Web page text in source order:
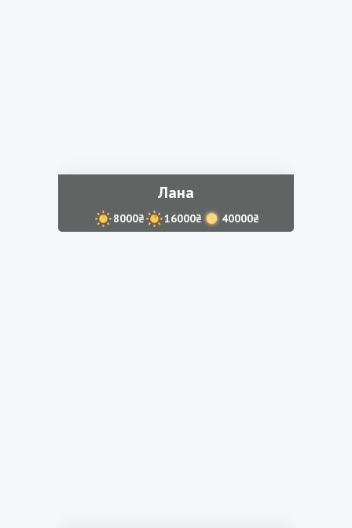
Лана
8000₴ 16000₴ 40000₴